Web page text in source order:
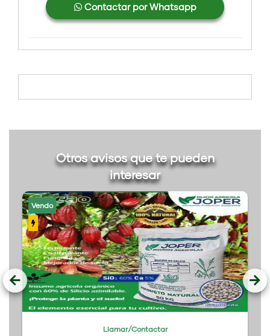
Contactar por Whatsapp
Otros avisos que te pueden
interesar
Vendo
Llamar/Contactar